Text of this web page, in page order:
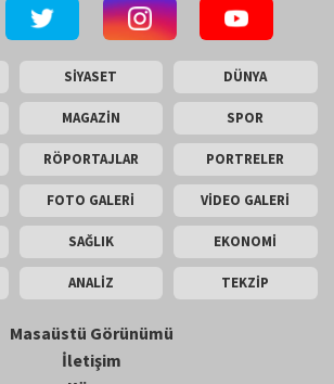
SİYASET DÜNYA
MAGAZİN SPOR
RÖPORTAJLAR PORTRELER
FOTO GALERİ VİDEO GALERİ
SAĞLIK EKONOMİ
ANALİZ TEKZİP
Masaüstü Görünümü
İletişim